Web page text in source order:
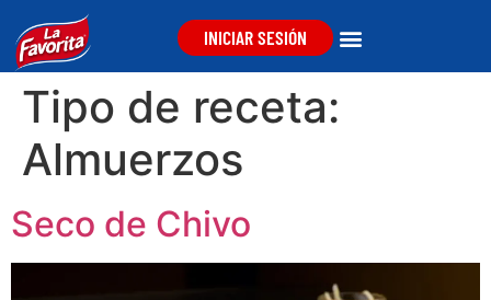
INICIAR SESIÓN
Tipo de receta:
Almuerzos
Seco de Chivo